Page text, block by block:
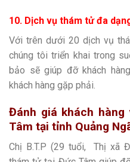
10. Dịch vụ thám tử đa
Với trên dưới 20 dịch vụ
chúng tôi triển khai trong
bảo sẽ giúp đỡ khách
khách hàng gặp phải.
Đánh giá khách hàng
Tâm tại tỉnh Quảng
Chị B.T.P (29 tuổi, Thị xã